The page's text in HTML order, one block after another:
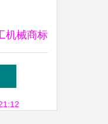
机械商标
企业商